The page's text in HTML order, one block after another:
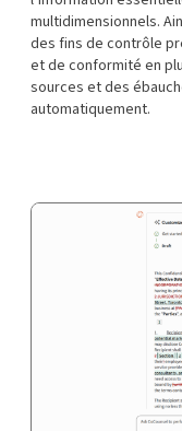
multidimensionnels.
des fins de contrôle
et de conformité en
sources et des
automatiquement.